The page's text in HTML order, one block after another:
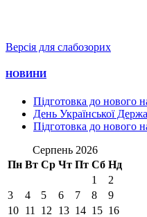
Версія для слабозорих
НОВИНИ
Підготовка до нового
День Української
Підготовка до нового
Серпень 2026
Пн Вт Ср Чт Пт Сб Нд
1
2
3
4 5 6 7 8
9
10 11 12 13 14 15 16